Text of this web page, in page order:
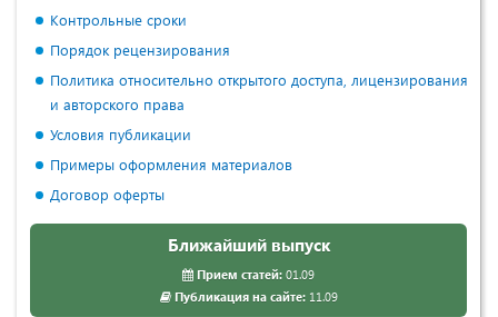
Контрольные сроки
Порядок рецензирования
Политика относительно открытого доступа, лицензирования
и авторского права
Условия публикации
Примеры оформления материалов
Договор оферты
Ближайший выпуск
Прием статей: 01.09
Публикация на сайте:11.09